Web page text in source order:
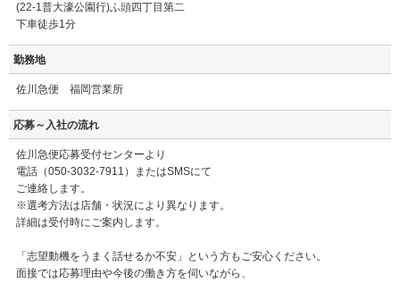
(22-1普大濠公園行)ふ頭四丁目第二
下車徒歩1分
勤務地
佐川急便 福岡営業所
応募～入社の流れ
佐川急便応募受付センターより
電話（050-3032-7911）またはSMSにて
ご連絡します。
※選考方法は店舗・状況により異なります。
詳細は受付時にご案内します。
「志望動機をうまく話せるか不安」という方もご安心ください。
面接では応募理由や今後の働き方を伺いながら、